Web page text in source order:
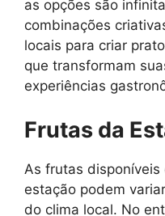
as opções são
combinações
locais para criar
que transformam
experiências
Frutas da
As frutas
estação podem
do clima local. No